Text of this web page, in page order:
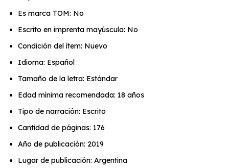
Es marca TOM: No
Escrito en imprenta mayúscula: No
Condición del ítem: Nuevo
Idioma: Español
Tamaño de la letra: Estándar
Edad mínima recomendada: 18 años
Tipo de narración: Escrito
Cantidad de páginas: 176
Año de publicación: 2019
Lugar de publicación: Argentina